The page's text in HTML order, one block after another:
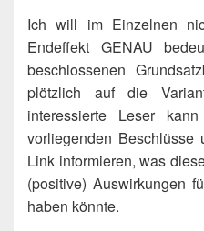
Ich will im Einzelnen
Endeffekt GENAU
beschlossenen
plötzlich auf die
interessierte Leser
vorliegenden Beschlüsse
Link informieren, was
(positive) Auswirkungen
haben könnte.